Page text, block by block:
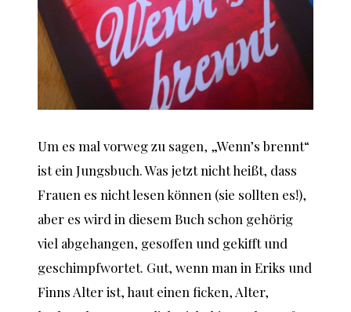
Um es mal vorweg zu sagen, „Wenn’s brennt“
ist ein Jungsbuch. Was jetzt nicht heißt, dass
Frauen es nicht lesen können (sie sollten es!),
aber es wird in diesem Buch schon gehörig
viel abgehangen, gesoffen und gekifft und
geschimpfwortet. Gut, wenn man in Eriks und
Finns Alter ist, haut einen ficken, Alter,